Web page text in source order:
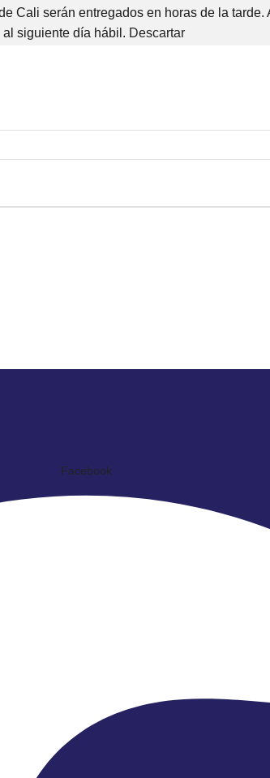
Cali serán entregados en horas de la
al siguiente día hábil. Descartar
Facebook